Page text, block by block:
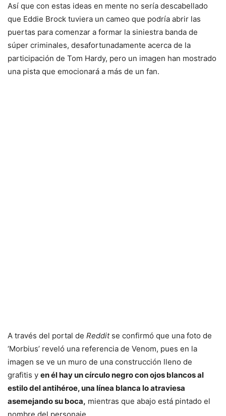
Así que con estas ideas en mente no sería descabellado
que Eddie Brock tuviera un cameo que podría abrir las
puertas para comenzar a formar la siniestra banda de
súper criminales, desafortunadamente acerca de la
participación de Tom Hardy, pero un imagen han mostrado
una pista que emocionará a más de un fan.
A través del portal de Redditse confirmó que una foto de
‘Morbius’ reveló una referencia de Venom, pues en la
imagen se ve un muro de una construcción lleno de
grafitis y en él hay un círculo negro con ojos blancos al
estilo del antihéroe, una línea blanca lo atraviesa
asemejando su boca, mientras que abajo está pintado el